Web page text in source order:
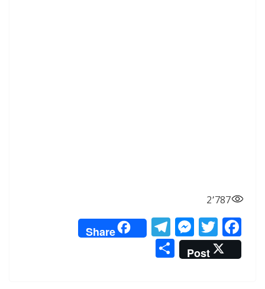
2٬787
F
ac
e
T
w
itt
M
e
ss
T
el
Share
Post